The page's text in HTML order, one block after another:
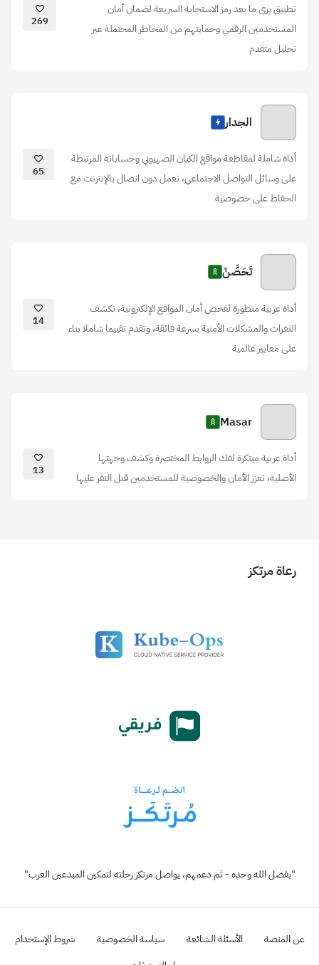
تطبيق يرى ما بعد رمز الاستجابة السريعة لضمان أمان
المستخدمين الرقمي وحمايتهم من المخاطر المحتملة عبر
تحليل متقدم
269
الجدار
أداة شاملة لمقاطعة مواقع الكيان الصهيوني وحساباته المرتبطة
على وسائل التواصل الاجتماعي، تعمل دون اتصال بالإنترنت مع
الحفاظ على خصوصية
65
تَحَصَّنْ
أداة عربية متطورة لفحص أمان المواقع الإلكترونية، تكشف
الثغرات والمشكلات الأمنية بسرعة فائقة، وتقدم تقييما شاملا بناء
على معايير عالمية
14
Masar
أداة عربية مبتكرة لفك الروابط المختصرة وكشف وجهتها
الأصلية، تعزز الأمان والخصوصية للمستخدمين قبل النقر عليها
13
رعاة مرتكز
"بفضل الله وحده - ثم دعمهم، يواصل مرتكز رحلته لتمكين المبدعين العرب"
عن المنصة الأسئلة الشائعة سياسة الخصوصية
شروط الإستخدام